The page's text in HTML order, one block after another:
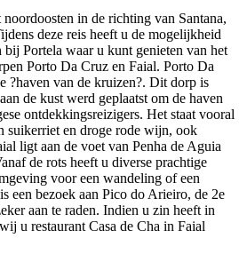
in de richting van Santana,
deze reis heeft u de mogelijkheid
bij Portela waar u kunt genieten van het
Porto Da Cruz en Faial. Porto Da
?haven van de kruizen?. Dit dorp is
de kust werd geplaatst om de haven
ontdekkingsreizigers. Het staat vooral
suikerriet en droge rode wijn, ook
ligt aan de voet van Penha de Aguia
de rots heeft u diverse prachtige
voor een wandeling of een
een bezoek aan Pico do Arieiro, de 2e
aan te raden. Indien u zin heeft in
u restaurant Casa de Cha in Faial